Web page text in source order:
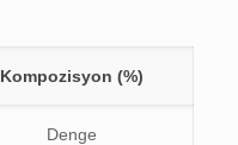
Kompozisyon (%)
Denge